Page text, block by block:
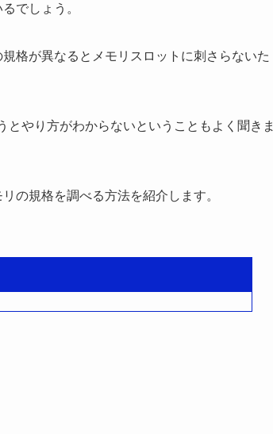
でしょう。
格が異なるとメモリスロットに刺さらないた
やり方がわからないということもよく聞きま
の規格を調べる方法を紹介します。